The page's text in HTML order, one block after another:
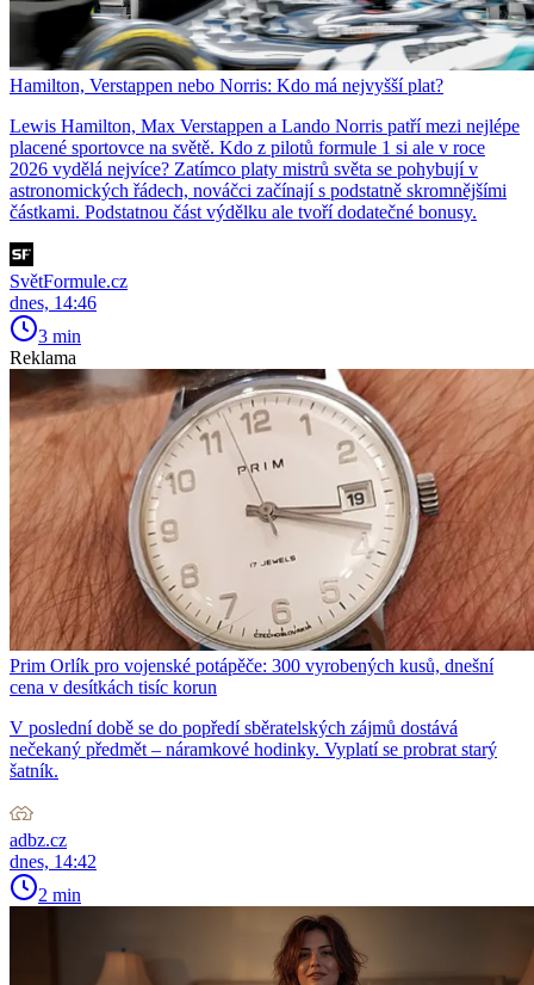
Hamilton, Verstappen nebo Norris: Kdo má nejvyšší plat?
Lewis Hamilton, Max Verstappen a Lando Norris patří mezi nejlépe
placené sportovce na světě. Kdo z pilotů formule 1 si ale v roce
2026 vydělá nejvíce? Zatímco platy mistrů světa se pohybují v
astronomických řádech, nováčci začínají s podstatně skromnějšími
částkami. Podstatnou část výdělku ale tvoří dodatečné bonusy.
SvětFormule.cz
dnes, 14:46
3 min
Reklama
Prim Orlík pro vojenské potápěče: 300 vyrobených kusů, dnešní
cena v desítkách tisíc korun
V poslední době se do popředí sběratelských zájmů dostává
nečekaný předmět – náramkové hodinky. Vyplatí se probrat starý
šatník.
adbz.cz
dnes, 14:42
2 min